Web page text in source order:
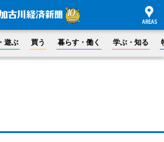
遊ぶ 買う 暮らす・働く 学ぶ・知る